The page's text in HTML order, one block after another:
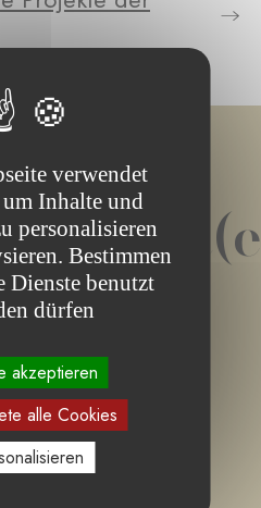
verwendet
Inhalte und
personalisieren
Bestimmen
Dienste benutzt
dürfen
akzeptieren
alle Cookies